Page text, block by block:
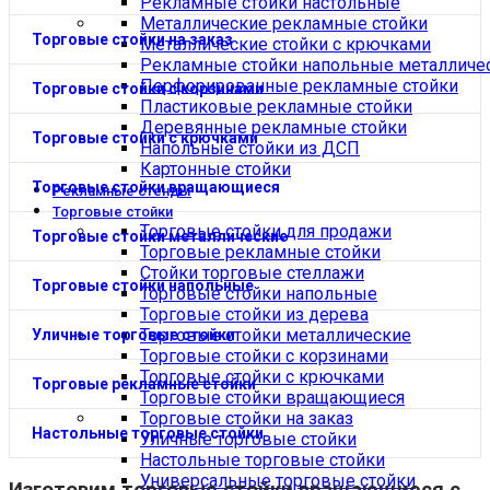
Металлические рекламные стойки
Металлические стойки с крючками
Рекламные стойки напольные
Перфорированные рекламные стойки
Пластиковые рекламные стойки
Деревянные рекламные стойки
Напольные стойки из ДСП
Картонные стойки
Рекламные стенды
Торговые стойки
Торговые стойки для продажи
Торговые рекламные стойки
Стойки торговые стеллажи
Торговые стойки напольные
Торговые стойки из дерева
Торговые стойки металлические
Торговые стойки с корзинами
Торговые стойки с крючками
Торговые стойки вращающиеся
Торговые стойки на заказ
Уличные торговые стойки
Настольные торговые стойки
Универсальные торговые стойки
Торговые стойки на заказ
Торговые стойки с корзинами
Торговые стойки с крючками
Торговые стойки вращающиеся
Торговые стойки металлические
Торговые стойки напольные
Уличные торговые стойки
Торговые рекламные стойки
Настольные торговые стойки